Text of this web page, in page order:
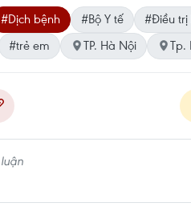
#Dịch bệnh #Bộ Y tế #Điều trị
#trẻ em TP. Hà Nội Tp.